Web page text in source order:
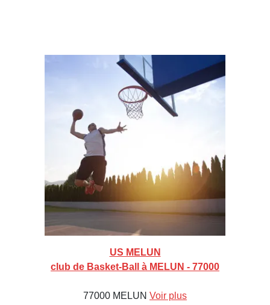
US MELUN
club de Basket-Ball à MELUN - 77000
77000 MELUN Voir plus